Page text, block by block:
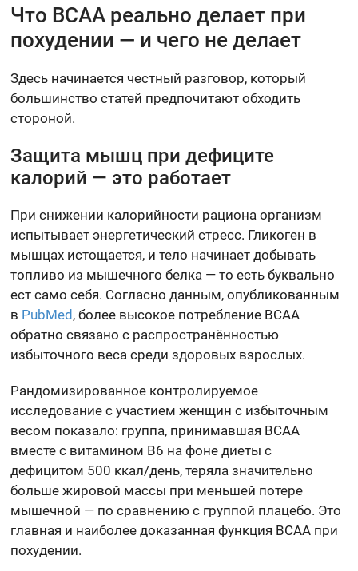
Что BCAA реально делает при
похудении — и чего не делает
Здесь начинается честный разговор, который
большинство статей предпочитают обходить
стороной.
Защита мышц при дефиците
калорий — это работает
При снижении калорийности рациона организм
испытывает энергетический стресс. Гликоген в
мышцах истощается, и тело начинает добывать
топливо из мышечного белка — то есть буквально
ест само себя. Согласно данным, опубликованным
в PubMed, более высокое потребление BCAA
обратно связано с распространённостью
избыточного веса среди здоровых взрослых.
Рандомизированное контролируемое
исследование с участием женщин с избыточным
весом показало: группа, принимавшая BCAA
вместе с витамином B6 на фоне диеты с
дефицитом 500 ккал/день, теряла значительно
больше жировой массы при меньшей потере
мышечной — по сравнению с группой плацебо. Это
главная и наиболее доказанная функция BCAA при
похудении.